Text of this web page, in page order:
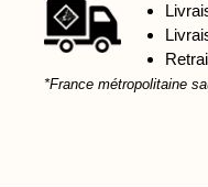
*France métropolitaine